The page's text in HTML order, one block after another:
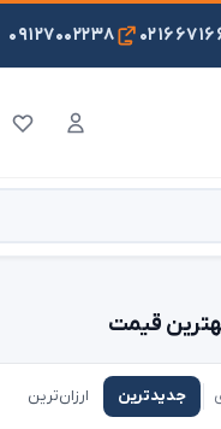
۰۹۱۲۷۰۰۲۲۳۸
قیمت
جدیدترین ارزان‌ترین